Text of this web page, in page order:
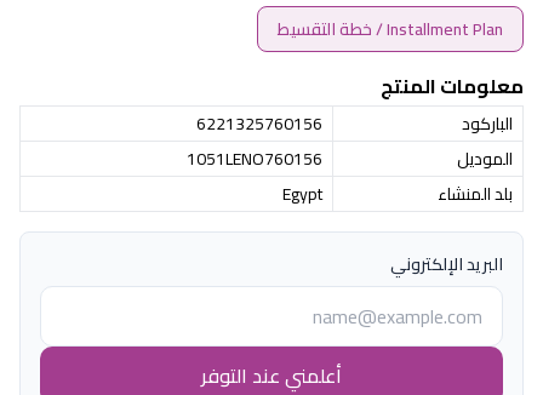
Installment Plan / خطة التقسيط
معلومات المنتج
الباركود
6221325760156
الموديل
1051LENO760156
بلد المنشاء
Egypt
البريد الإلكتروني
أعلمني عند التوفر